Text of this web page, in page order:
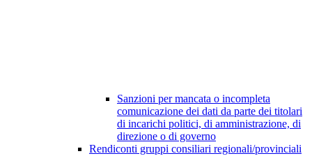
Sanzioni per mancata o incompleta
comunicazione dei dati da parte dei titolari
di incarichi politici, di amministrazione, di
direzione o di governo
Rendiconti gruppi consiliari regionali/provinciali